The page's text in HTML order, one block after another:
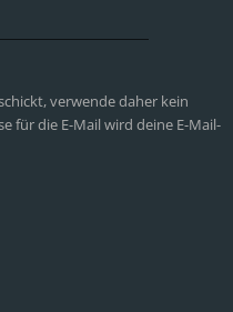
verwende daher kein
für die E-Mail wird deine E-Mail-